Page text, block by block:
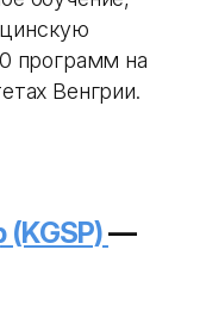
программ на
Венгрии.
(KGSP)—